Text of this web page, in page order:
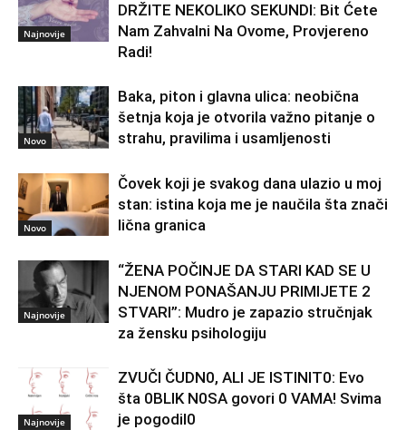
Najnovije
DRŽITE NEKOLIKO SEKUNDI: Bit Ćete
Nam Zahvalni Na Ovome, Provjereno
Radi!
Novo
Baka, piton i glavna ulica: neobična
šetnja koja je otvorila važno pitanje o
strahu, pravilima i usamljenosti
Novo
Čovek koji je svakog dana ulazio u moj
stan: istina koja me je naučila šta znači
lična granica
Najnovije
“ŽENA POČINJE DA STARI KAD SE U
NJENOM PONAŠANJU PRIMIJETE 2
STVARI”: Mudro je zapazio stručnjak
za žensku psihologiju
Najnovije
ZVUČI ČUDN0, ALI JE ISTINIT0: Evo
šta 0BLIK N0SA govori 0 VAMA! Svima
je pogodil0